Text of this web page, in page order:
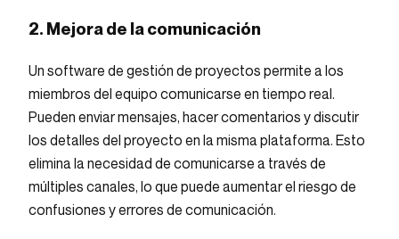
2. Mejora de la comunicación
Un software de gestión de proyectos permite a los
miembros del equipo comunicarse en tiempo real.
Pueden enviar mensajes, hacer comentarios y discutir
los detalles del proyecto en la misma plataforma. Esto
elimina la necesidad de comunicarse a través de
múltiples canales, lo que puede aumentar el riesgo de
confusiones y errores de comunicación.